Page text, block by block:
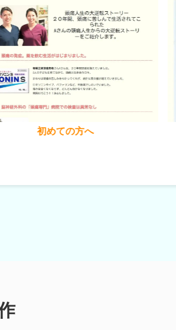
料金とコース